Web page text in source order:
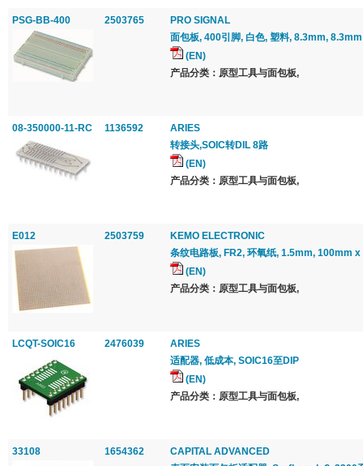
PSG-BB-400 2503765
PRO SIGNAL
面包板, 400引脚, 白色, 塑料, 8.3mm,
(EN)
产品分类：原型工具与面包板,
08-350000-11-RC 1136592
ARIES
转接头,SOIC转DIL 8路
(EN)
产品分类：原型工具与面包板,
E012 2503759
KEMO ELECTRONIC
条纹电路板, FR2, 环氧纸, 1.5mm, 100mm
(EN)
产品分类：原型工具与面包板,
LCQT-SOIC16 2476039
ARIES
适配器, 低成本, SOIC16至DIP
(EN)
产品分类：原型工具与面包板,
33108 1654362
CAPITAL ADVANCED